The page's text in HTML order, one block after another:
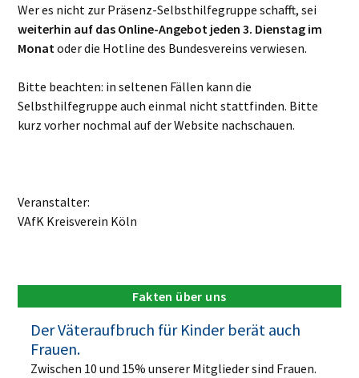
Wer es nicht zur Präsenz-Selbsthilfegruppe schafft, sei
weiterhin auf das Online-Angebot jeden 3. Dienstag im
Monatoder die Hotline des Bundesvereins verwiesen.
Bitte beachten: in seltenen Fällen kann die
Selbsthilfegruppe auch einmal nicht stattfinden. Bitte
kurz vorher nochmal auf der Website nachschauen.
Veranstalter:
VAfK Kreisverein Köln
Fakten über uns
Der Väteraufbruch für Kinder berät auch
Frauen.
Zwischen 10 und 15% unserer Mitglieder sind Frauen.